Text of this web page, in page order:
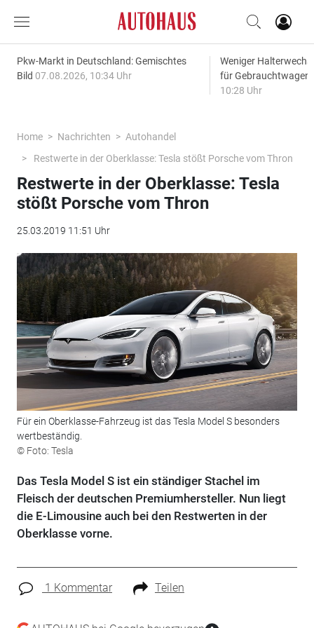
Pkw-Markt in Deutschland: Gemischtes
Bild 07.08.2026, 10:34 Uhr
Weniger
für
10:28 Uhr
Home Nachrichten
Autohandel
Restwerte in der Oberklasse: Tesla stößt Porsche vom Thron
Restwerte in der Oberklasse: Tesla
stößt Porsche vom Thron
25.03.2019 11:51 Uhr
Für ein Oberklasse-Fahrzeug ist das Tesla Model S besonders
wertbeständig.
© Foto: Tesla
Das Tesla Model S ist ein ständiger Stachel im
Fleisch der deutschen Premiumhersteller. Nun liegt
die E-Limousine auch bei den Restwerten in der
Oberklasse vorne.
1 Kommentar Teilen